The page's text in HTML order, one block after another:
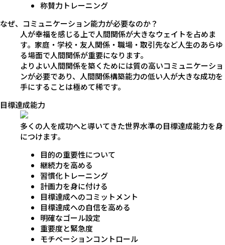
称賛力トレーニング
なぜ、コミュニケーション能力が必要なのか？
人が幸福を感じる上で人間関係が大きなウェイトを占めま
す。家庭・学校・友人関係・職場・取引先など人生のあらゆ
る場面で人間関係が重要になります。
よりよい人間関係を築くためには質の高いコミュニケーショ
ンが必要であり、人間関係構築能力の低い人が大きな成功を
手にすることは極めて稀です。
目標達成能力
多くの人を成功へと導いてきた世界水準の目標達成能力を身
につけます。
目的の重要性について
継続力を高める
習慣化トレーニング
計画力を身に付ける
目標達成へのコミットメント
目標達成への自信を高める
明確なゴール設定
重要度と緊急度
モチベーションコントロール